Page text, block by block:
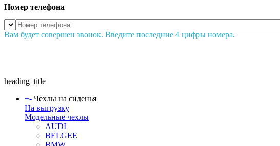
Номер телефона
Вам будет совершен звонок. Введите последние 4 цифры номера.
heading_title
+- Чехлы на сиденья
На выгрузку
Модельные чехлы
AUDI
BELGEE